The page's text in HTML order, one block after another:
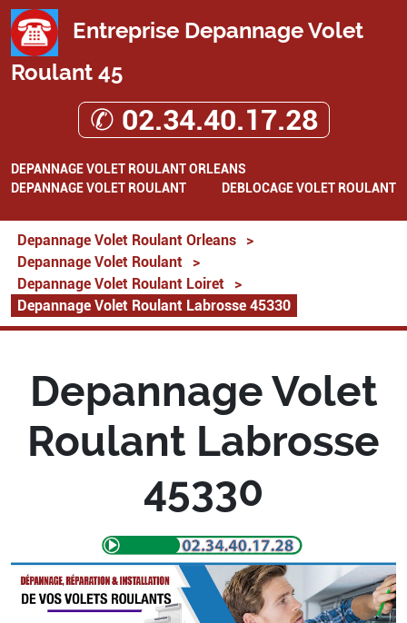
Entreprise Depannage Volet
Roulant 45
✆ 02.34.40.17.28
DEPANNAGE VOLET ROULANT ORLEANS
DEPANNAGE VOLET ROULANT
DEBLOCAGE VOLET ROULANT
Depannage Volet Roulant Orleans
>
Depannage Volet Roulant
>
Depannage Volet Roulant Loiret
>
Depannage Volet Roulant Labrosse 45330
Depannage Volet
Roulant Labrosse
45330